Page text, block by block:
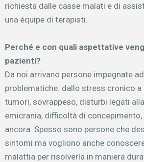
richiesta dalle casse malati e di
una équipe di terapisti.
Perché e con quali aspettative
pazienti?
Da noi arrivano persone impegnate
problematiche: dallo stress cronico
tumori, sovrappeso, disturbi legati
emicrania, difficoltà di
ancora. Spesso sono persone che
sintomi ma vogliono anche
malattia per risolverla in maniera